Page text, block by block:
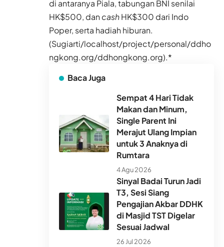
di antaranya Piala, tabungan BNI senilai
HK$500, dancashHK$300 dari Indo
Poper, serta hadiah hiburan.
(Sugiarti/localhost/project/personal/ddho
ngkong.org/ddhongkong.org).*
Baca Juga
Sempat 4 Hari Tidak
Makan dan Minum,
Single Parent Ini
Merajut Ulang Impian
untuk 3 Anaknya di
Rumtara
4 Agu 2026
Sinyal Badai Turun Jadi
T3, Sesi Siang
Pengajian Akbar DDHK
di Masjid TST Digelar
Sesuai Jadwal
26 Jul 2026